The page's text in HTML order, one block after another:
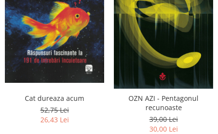
Cat dureaza acum
52,75 Lei
26,43 Lei
OZN AZI - Pentagonul
recunoaste
39,00 Lei
30,00 Lei